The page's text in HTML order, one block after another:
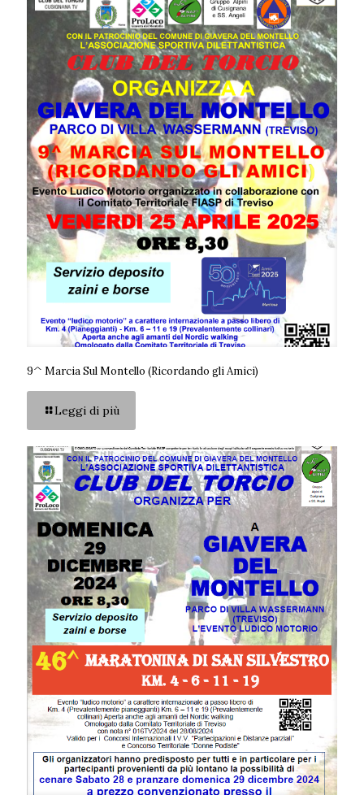
9^ Marcia Sul Montello (Ricordando gli Amici)
Leggi di più